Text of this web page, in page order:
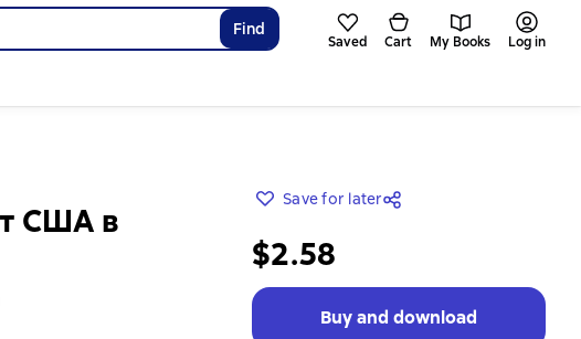
Find
Saved Cart My Books Log in
США в
Save for later
$2.58
Buy and download